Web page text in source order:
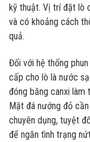
kỹ thuật. Vị trí đặt lò
và có khoảng cách
quả.
Đối với hệ thống
cấp cho lò là nước
đóng băng canxi làm
Mặt đá nướng đỏ
chuyên dụng, tuyệt
để ngăn tình trạng